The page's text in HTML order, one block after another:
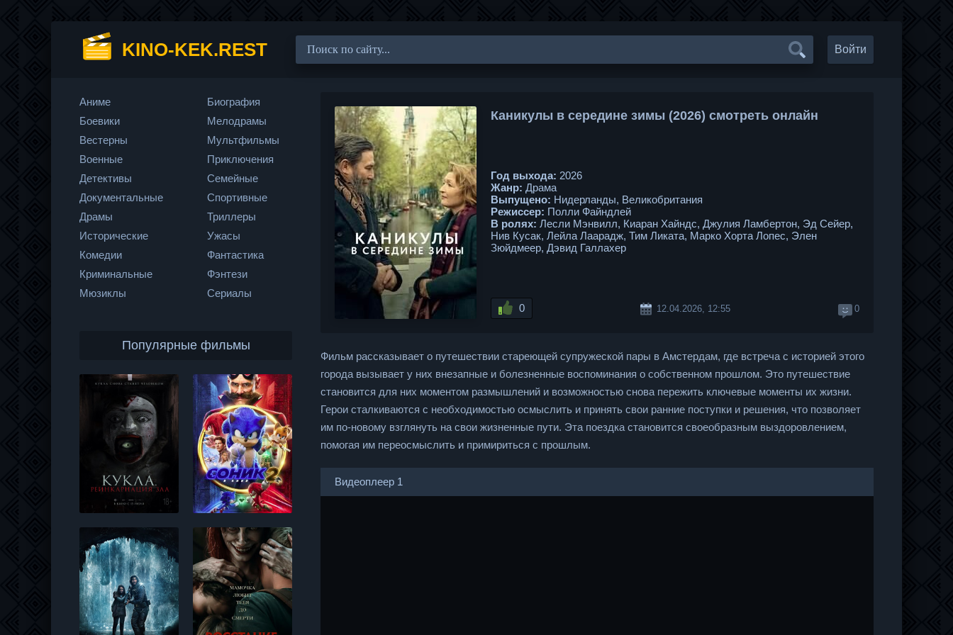
KINO-KEK.REST Войти
Каникулы в середине зимы (2026) смотреть онлайн
Год выхода: 2026
Жанр: Драма
Выпущено: Нидерланды, Великобритания
Режиссер: Полли Файндлей
В ролях: Лесли Мэнвилл, Киаран Хайндс, Джулия Ламбертон, Эд Сейер,
Нив Кусак, Лейла Лаарадж, Тим Ликата, Марко Хорта Лопес, Элен
Зюйдмеер, Дэвид Галлахер
0 12.04.2026, 12:55 0
Фильм рассказывает о путешествии стареющей супружеской пары в Амстердам, где встреча с историей этого
города вызывает у них внезапные и болезненные воспоминания о собственном прошлом. Это путешествие
становится для них моментом размышлений и возможностью снова пережить ключевые моменты их жизни.
Герои сталкиваются с необходимостью осмыслить и принять свои ранние поступки и решения, что позволяет
им по-новому взглянуть на свои жизненные пути. Эта поездка становится своеобразным выздоровлением,
помогая им переосмыслить и примириться с прошлым.
Видеоплеер 1
Аниме
Боевики
Вестерны
Военные
Детективы
Документальные
Драмы
Исторические
Комедии
Криминальные
Мюзиклы
Биография
Мелодрамы
Мультфильмы
Приключения
Семейные
Спортивные
Триллеры
Ужасы
Фантастика
Фэнтези
Сериалы
Популярные фильмы